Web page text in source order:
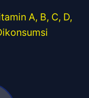
A, B, C, D,